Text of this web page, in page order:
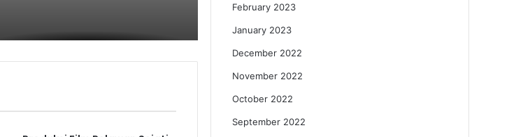
February 2023
January 2023
December 2022
November 2022
October 2022
September 2022